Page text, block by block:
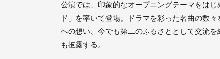
公演では、印象的なオープニングテーマをは
ド」を率いて登場。ドラマを彩った名曲の数
への想い、今でも第二のふるさととして交流
も披露する。